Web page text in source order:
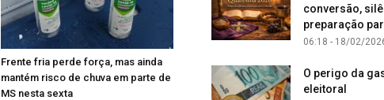
Frente fria perde força, mas ainda
mantém risco de chuva em parte de
MS nesta sexta
conversão,
preparação
06:18 - 18/02/
O perigo da
eleitoral